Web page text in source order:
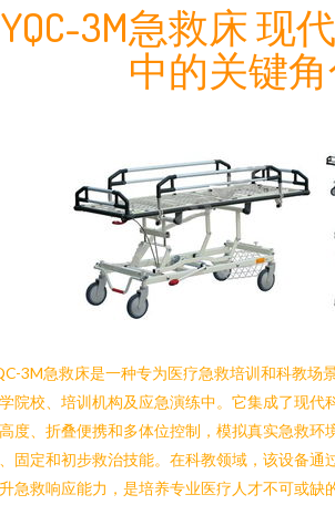
YQC-3M急救床 现
中的关键
3M急救床是一种专为医疗急救培训和科教场
院校、培训机构及应急演练中。它集成了现代
度、折叠便携和多体位控制，模拟真实急救环
固定和初步救治技能。在科教领域，该设备通
急救响应能力，是培养专业医疗人才不可或缺